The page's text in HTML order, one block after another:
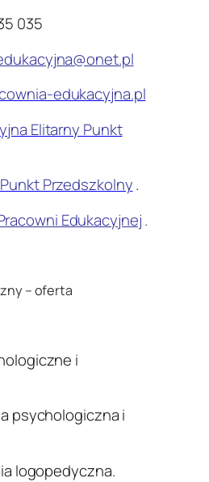
035
edukacyjna.pl
Elitarny Punkt
Przedszkolny.
Edukacyjnej.
– oferta
i
psychologiczna i
logopedyczna.